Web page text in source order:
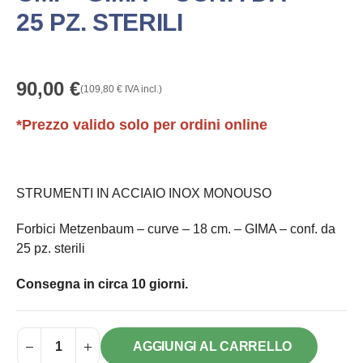
25 PZ. STERILI
90,00 €(109,80 € IVA incl.)
*Prezzo valido solo per ordini online
STRUMENTI IN ACCIAIO INOX MONOUSO
Forbici Metzenbaum – curve – 18 cm. – GIMA – conf. da
25 pz. sterili
Consegna in circa 10 giorni.
AGGIUNGI AL CARRELLO